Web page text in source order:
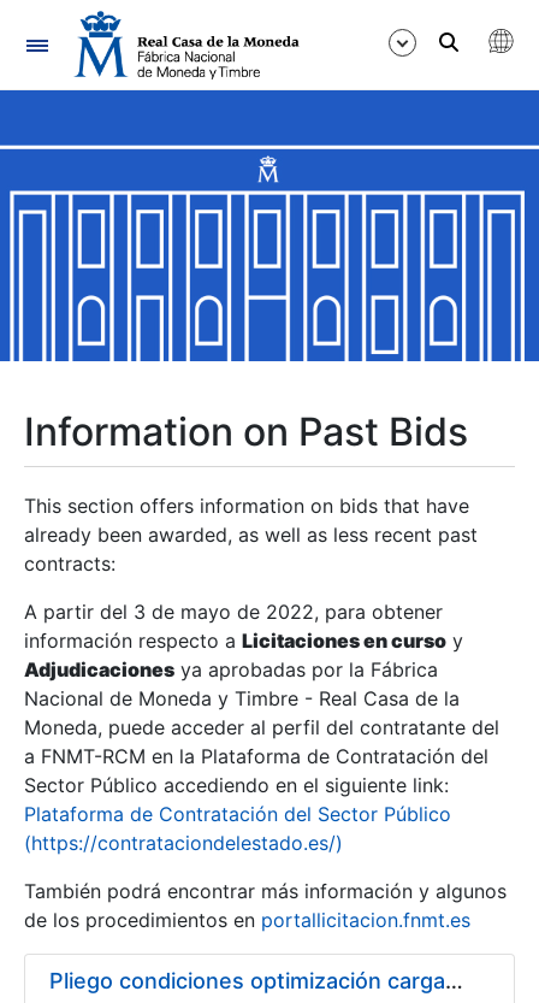
Navigation
Show/Hide
Show/Hide
Show/Hide
Show/Hide
Show/Hide
Information on Past Bids
This section offers information on bids that have
already been awarded, as well as less recent past
contracts:
A partir del 3 de mayo de 2022, para obtener
información respecto a Licitaciones en curso y
Adjudicaciones ya aprobadas por la Fábrica
Nacional de Moneda y Timbre - Real Casa de la
Moneda, puede acceder al perfil del contratante del
a FNMT-RCM en la Plataforma de Contratación del
Sector Público accediendo en el siguiente link:
Plataforma de Contratación del Sector Público
(https://contrataciondelestado.es/)
También podrá encontrar más información y algunos
de los procedimientos en portallicitacion.fnmt.es
Pliego condiciones optimización cargas compras firmado